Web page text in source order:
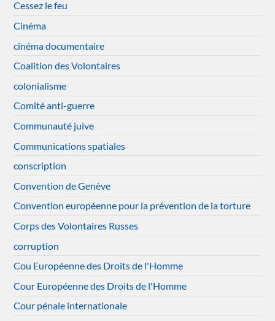
Cessez le feu
Cinéma
cinéma documentaire
Coalition des Volontaires
colonialisme
Comité anti-guerre
Communauté juive
Communications spatiales
conscription
Convention de Genève
Convention européenne pour la prévention de la torture
Corps des Volontaires Russes
corruption
Cou Européenne des Droits de l'Homme
Cour Européenne des Droits de l'Homme
Cour pénale internationale